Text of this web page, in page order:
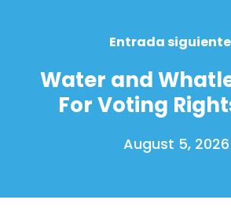
Entrada siguiente
Water and
For Voting
August 5, 2026